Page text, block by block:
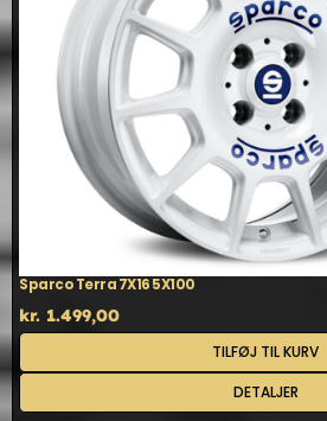
Sparco Terra 7X16 5X100
kr. 1.499,00
TILFØJ TIL KURV
DETALJER